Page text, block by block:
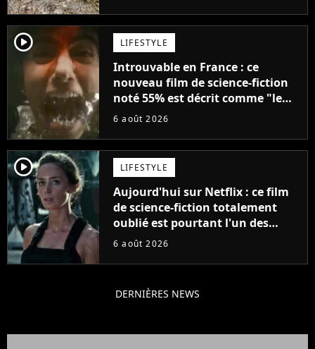
player2 LIFESTYLE
Introuvable en France : ce
nouveau film de science-fiction
noté 55% est décrit comme "le
plus stupide de l'année"
6 août 2026
player2 LIFESTYLE
Aujourd'hui sur Netflix : ce film
de science-fiction totalement
oublié est pourtant l'un des
meilleurs des années 2010
6 août 2026
DERNIÈRES NEWS